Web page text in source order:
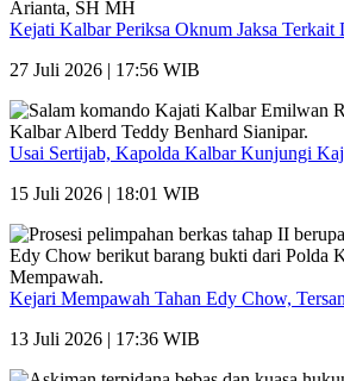
Kejati Kalbar Periksa Oknum Jaksa Terkait
27 Juli 2026 | 17:56 WIB
Usai Sertijab, Kapolda Kalbar Kunjungi
15 Juli 2026 | 18:01 WIB
Kejari Mempawah Tahan Edy Chow,
13 Juli 2026 | 17:36 WIB